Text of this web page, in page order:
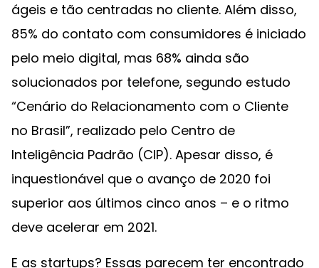
ágeis e tão centradas no cliente. Além disso,
85% do contato com consumidores é iniciado
pelo meio digital, mas 68% ainda são
solucionados por telefone, segundo estudo
“Cenário do Relacionamento com o Cliente
no Brasil”, realizado pelo Centro de
Inteligência Padrão (CIP). Apesar disso, é
inquestionável que o avanço de 2020 foi
superior aos últimos cinco anos – e o ritmo
deve acelerar em 2021.
E as startups? Essas parecem ter encontrado